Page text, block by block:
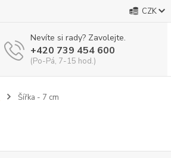
CZK
Nevíte si rady? Zavolejte.
+420 739 454 600
(Po-Pá, 7-15 hod.)
Šířka - 7 cm